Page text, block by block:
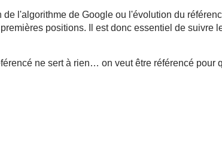
l'algorithme de Google ou l'évolution du
positions. Il est donc essentiel de suivre
ne sert à rien… on veut être référencé pour